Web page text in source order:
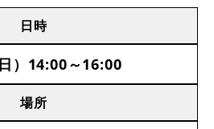
日時
）14:00～16:00
場所